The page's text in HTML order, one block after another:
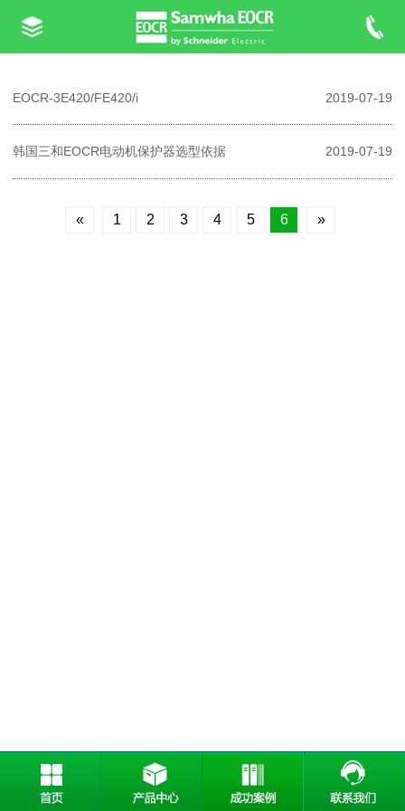
EOCR-3E420/FE420/i 2019-07-19
韩国三和EOCR电动机保护器选型依据 2019-07-19
« 1 2 3 4 5 6 »